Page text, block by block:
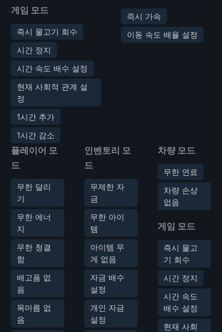
게임 모드
즉시 물고기 회수
시간 정지
시간 속도 배수 설정
현재 사회적 관계 설
정
1시간 추가
1시간 감소
즉시 가속
이동 속도 배율 설정
플레이어 모
드
무한 달리
기
무한 에너
지
무한 청결
함
배고픔 없
음
목마름 없
음
인벤토리 모
드
무제한 자
금
무한 아이
템
아이템 무
게 없음
자금 배수
설정
개인 자금
설정
차량 모드
무한 연료
차량 손상
없음
게임 모드
즉시 물고
기 회수
시간 정지
시간 속도
배수 설정
현재 사회